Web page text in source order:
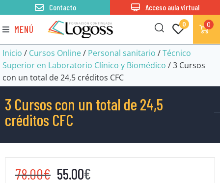
MENÚ 0 0
Contacto Acceso aula virtual
Inicio / Cursos Online/ Personal sanitario /Técnico
Superior en Laboratorio Clínico y Biomédico / 3 Cursos
con un total de 24,5 créditos CFC
3 Cursos con un total de 24,5
créditos CFC
78.00€ 55.00€